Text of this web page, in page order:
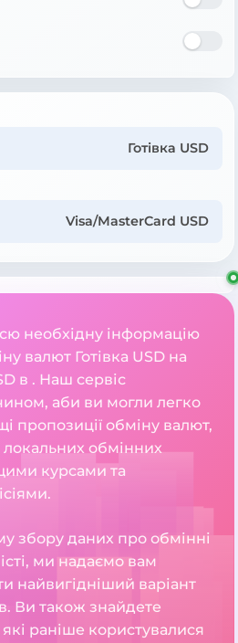
Готівка USD
Visa/MasterCard USD
необхідну інформацію
валют Готівка USD на
в . Наш сервіс
аби ви могли легко
пропозиції обміну валют,
обмінних
курсами та
збору даних про обмінні
ми надаємо вам
найвигідніший варіант
Ви також знайдете
раніше користувалися